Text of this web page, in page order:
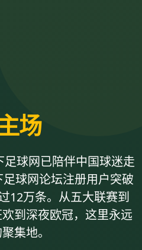
场
球网已陪伴中国球迷走
球网论坛注册用户突破
12万条。从五大联赛到
到深夜欧冠，这里永远
集地。